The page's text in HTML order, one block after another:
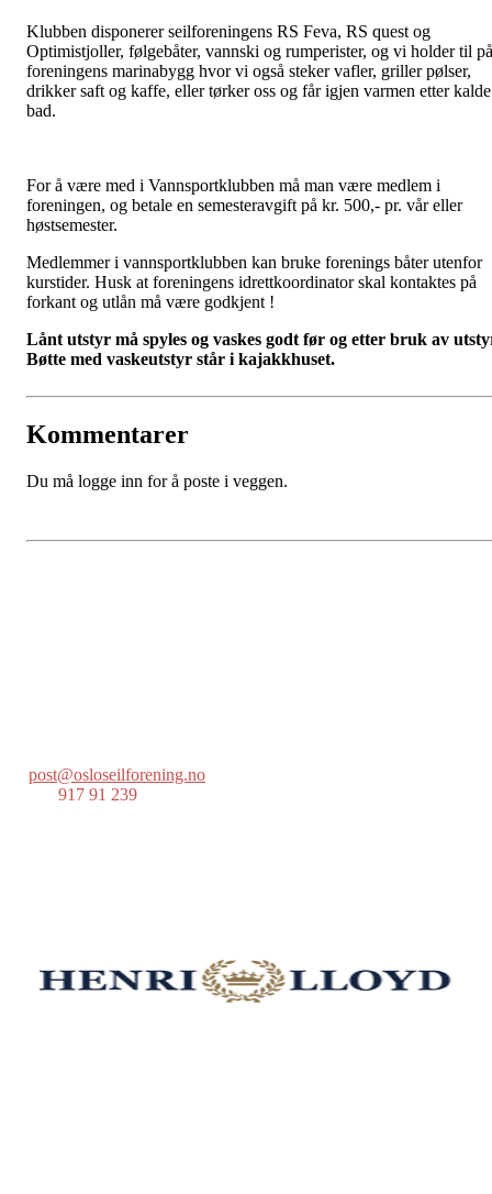
Klubben disponerer seilforeningens RS Feva, RS quest og
Optimistjoller, følgebåter, vannski og rumperister, og vi holder til på
foreningens marinabygg hvor vi også steker vafler, griller pølser,
drikker saft og kaffe, eller tørker oss og får igjen varmen etter kalde
bad.
For å være med i Vannsportklubben må man være medlem i
foreningen, og betale en semesteravgift på kr. 500,- pr. vår eller
høstsemester.
Medlemmer i vannsportklubben kan bruke forenings båter utenfor
kurstider. Husk at foreningens idrettkoordinator skal kontaktes på
forkant og utlån må være godkjent !
Lånt utstyr må spyles og vaskes godt før og etter bruk av
Bøtte med vaskeutstyr står i kajakkhuset.
Kommentarer
Du må logge inn for å poste i veggen.
post@osloseilforening.no
917 91 239